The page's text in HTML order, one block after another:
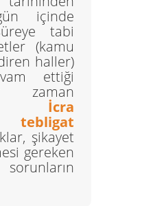
içinde
tabi
(kamu
haller)
ettiği
zaman
İcra
tebligat
şikayet
gereken